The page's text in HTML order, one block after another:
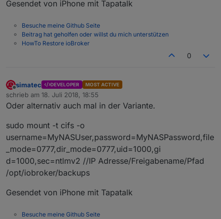
Gesendet von iPhone mit Tapatalk
Besuche meine Github Seite
Beitrag hat geholfen oder willst du mich unterstützen
HowTo Restore ioBroker
0
Offline
simatec DEVELOPER MOST ACTIVE
schrieb am 18. Juli 2018, 18:55
zuletzt editiert von
Oder alternativ auch mal in der Variante.
sudo mount -t cifs -o
username=MyNASUser,password=MyNASPassword,file
_mode=0777,dir_mode=0777,uid=1000,gi
d=1000,sec=ntlmv2 //IP Adresse/Freigabename/Pfad
/opt/iobroker/backups
Gesendet von iPhone mit Tapatalk
Besuche meine Github Seite